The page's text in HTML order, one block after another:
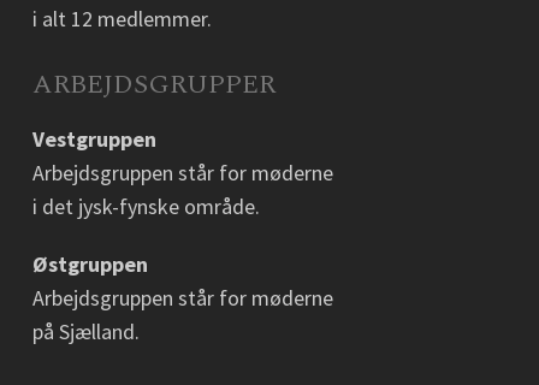
i alt 12 medlemmer.
ARBEJDSGRUPPER
Vestgruppen
Arbejdsgruppen står for møderne
i det jysk-fynske område.
Østgruppen
Arbejdsgruppen står for møderne
på Sjælland.